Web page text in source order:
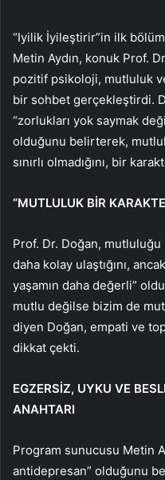
“Iyilik İyileştirir”in ilk
Metin Aydın, konuk Prof.
pozitif psikoloji, mutluluk
bir sohbet gerçekleştirdi.
“zorlukları yok saymak
olduğunu belirterek,
sınırlı olmadığını, bir
“MUTLULUK BİR
Prof. Dr. Doğan, mutluluğu
daha kolay ulaştığını,
yaşamın daha değerli”
mutlu değilse bizim de
diyen Doğan, empati ve
dikkat çekti.
EGZERSİZ, UYKU VE
ANAHTARI
Program sunucusu Metin
antidepresan” olduğunu